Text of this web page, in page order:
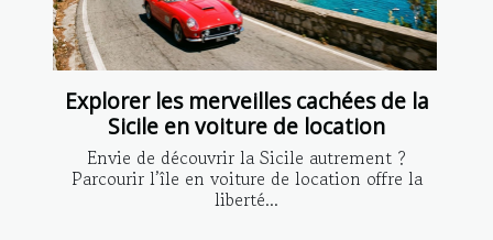
Explorer les merveilles cachées de la
Sicile en voiture de location
Envie de découvrir la Sicile autrement ?
Parcourir l’île en voiture de location offre la
liberté...